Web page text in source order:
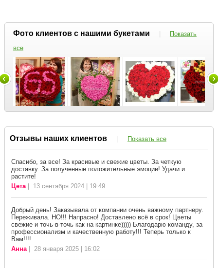
Фото клиентов с нашими букетами |
Показать
все
Отзывы наших клиентов | Показать все
Спасибо, за все! За красивые и свежие цветы. За четкую
доставку. За полученные положительные эмоции! Удачи и
растите!
Цета| 13 сентября 2024 | 19:49
Добрый день! Заказывала от компании очень важному партнеру.
Переживала. НО!!! Напрасно! Доставлено всё в срок! Цветы
свежие и точь-в-точь как на картинке))))) Благодарю команду, за
профессионализм и качественную работу!!! Теперь только к
Вам!!!!
Анна| 28 января 2025 | 16:02